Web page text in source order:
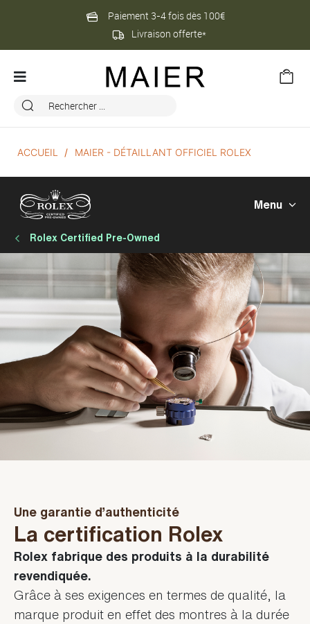
Paiement 3-4 fois dès 100€
Livraison offerte*
ACCUEIL MAIER - DÉTAILLANT OFFICIEL ROLEX
Menu
Rolex Certified Pre-Owned
Une garantie d’authenticité
La certification Rolex
Rolex fabrique des produits à la durabilité
revendiquée.
Grâce à ses exigences en termes de qualité, la
marque produit en effet des montres à la durée